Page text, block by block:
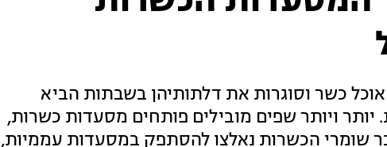
כשר וסוגרות את דלתותיהן בשבתות הביא
ויותר שפים מובילים פותחים מסעדות כשרות,
שומרי הכשרות נאלצו להסתפק במסעדות עממיות,